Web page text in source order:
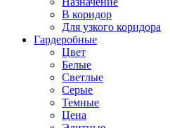
В коридор
Для узкого коридора
Гардеробные
Цвет
Белые
Светлые
Серые
Темные
Цена